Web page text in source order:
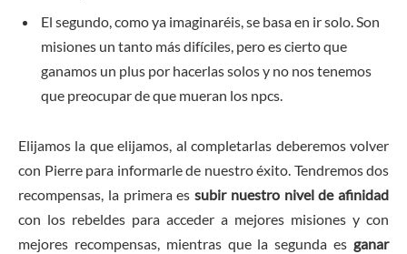
El segundo, como ya imaginaréis, se basa en ir solo. Son
misiones un tanto más difíciles, pero es cierto que
ganamos un plus por hacerlas solos y no nos tenemos
que preocupar de que mueran los npcs.
Elijamos la que elijamos, al completarlas deberemos volver
con Pierre para informarle de nuestro éxito. Tendremos dos
recompensas, la primera es subir nuestro nivel de afinidad
con los rebeldes para acceder a mejores misiones y con
mejores recompensas, mientras que la segunda es ganar